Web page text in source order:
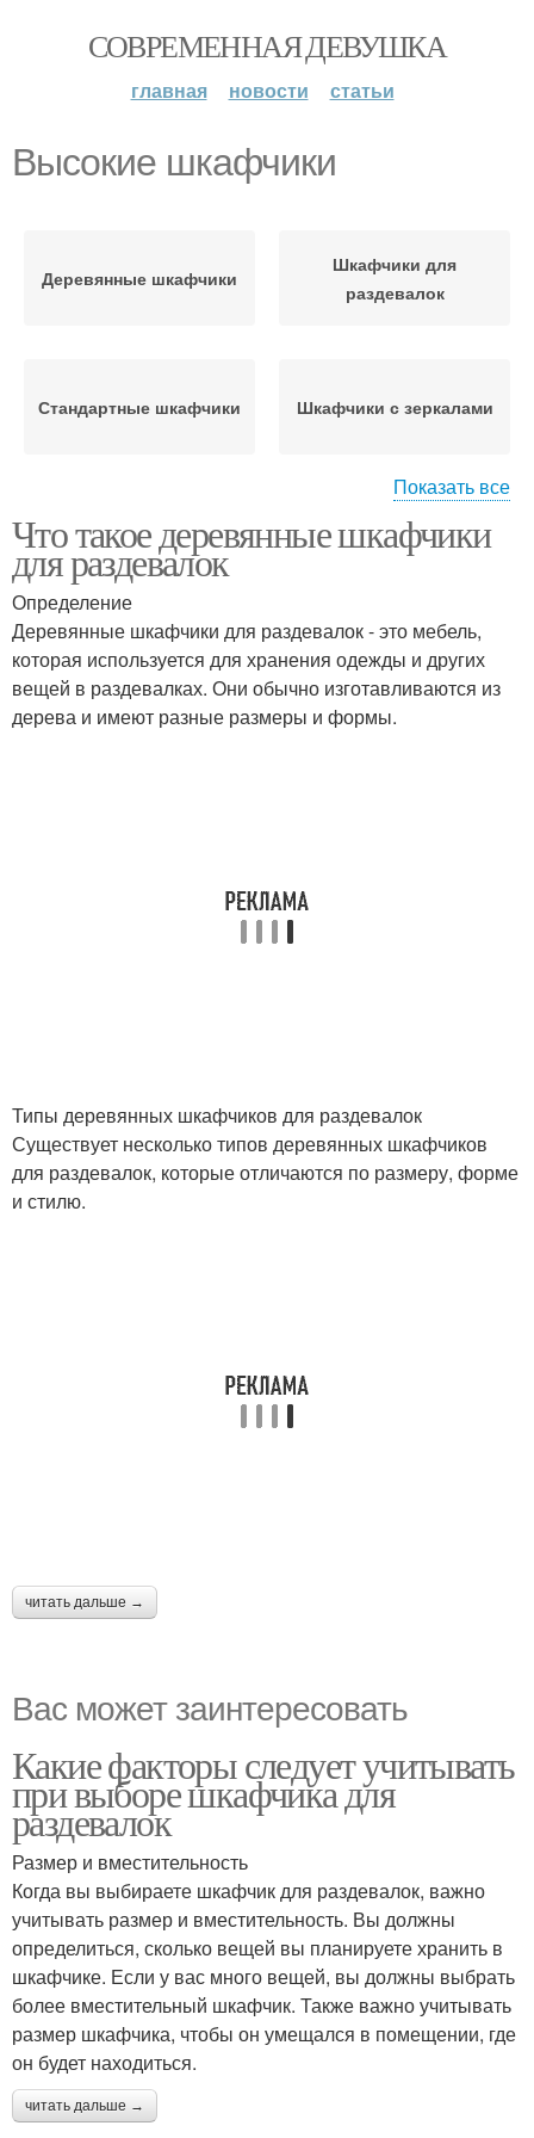
СОВРЕМЕННАЯ ДЕВУШКА
главная новости статьи
Высокие шкафчики
Деревянные шкафчики
Шкафчики для
раздевалок
Стандартные шкафчики Шкафчики с зеркалами
раздевалок
Показать все
Что такое деревянные шкафчики
для раздевалок
Определение
Деревянные шкафчики для раздевалок - это мебель,
которая используется для хранения одежды и других
вещей в раздевалках. Они обычно изготавливаются из
дерева и имеют разные размеры и формы.
Типы деревянных шкафчиков для раздевалок
Существует несколько типов деревянных шкафчиков
для раздевалок, которые отличаются по размеру, форме
и стилю.
читать дальше →
Вас может заинтересовать
Какие факторы следует учитывать
при выборе шкафчика для
раздевалок
Размер и вместительность
Когда вы выбираете шкафчик для раздевалок, важно
учитывать размер и вместительность. Вы должны
определиться, сколько вещей вы планируете хранить в
шкафчике. Если у вас много вещей, вы должны выбрать
более вместительный шкафчик. Также важно учитывать
размер шкафчика, чтобы он умещался в помещении, где
он будет находиться.
читать дальше →